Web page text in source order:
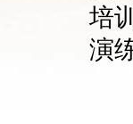
培
演